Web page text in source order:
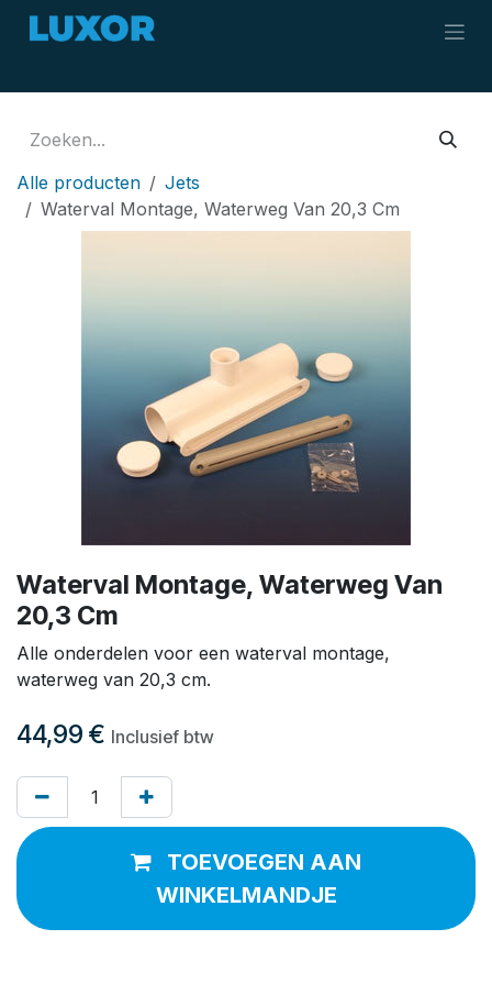
Overslaan naar inhoud
Alle producten
Jets
Waterval Montage, Waterweg Van 20,3 Cm
Waterval Montage, Waterweg Van
20,3 Cm
Alle onderdelen voor een waterval montage,
waterweg van 20,3 cm.
44,99 € Inclusief btw
TOEVOEGEN AAN
WINKELMANDJE